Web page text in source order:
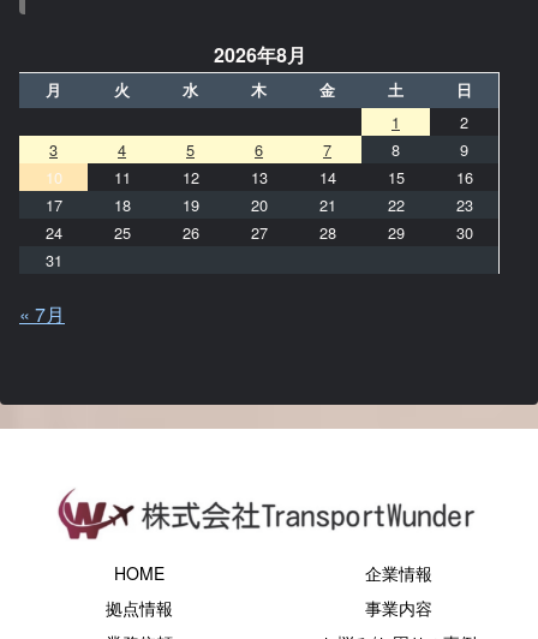
2026年8月
月 火 水 木 金 土 日
1
2
3
4 5 6 7 8
9
10
11 12 13 14 15
16
17
18 19 20 21 22
23
24
25 26 27 28 29
30
31
« 7月
HOME
企業情報
拠点情報
事業内容